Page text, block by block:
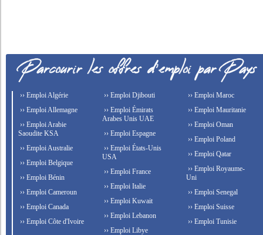
›› Emploi Algérie
›› Emploi Allemagne
›› Emploi Arabie
Saoudite KSA
›› Emploi Australie
›› Emploi Belgique
›› Emploi Bénin
›› Emploi Cameroun
›› Emploi Canada
›› Emploi Côte d'Ivoire
›› Emploi Djibouti
›› Emploi Émirats
Arabes Unis UAE
›› Emploi Espagne
›› Emploi États-Unis
USA
›› Emploi France
›› Emploi Italie
›› Emploi Kuwait
›› Emploi Lebanon
›› Emploi Libye
›› Emploi Maroc
›› Emploi Mauritanie
›› Emploi Oman
›› Emploi Poland
›› Emploi Qatar
›› Emploi Royaume-
Uni
›› Emploi Senegal
›› Emploi Suisse
›› Emploi Tunisie